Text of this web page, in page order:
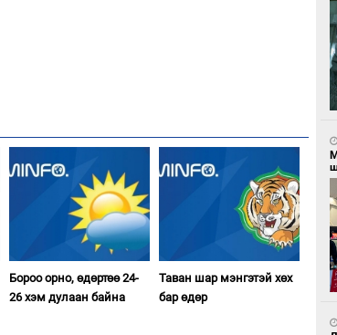
Бороо орно, өдөртөө 24-
26 хэм дулаан байна
Таван шар мэнгэтэй хөх
бар өдөр